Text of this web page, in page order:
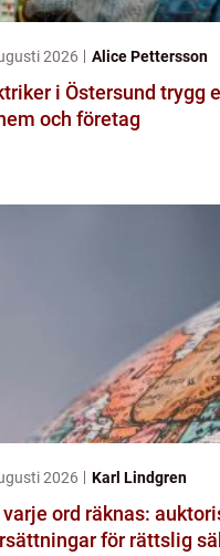
2026 Alice Pettersson
i Östersund trygg elservice
och företag
2026 Karl Lindgren
varje ord räknas:
för rättslig